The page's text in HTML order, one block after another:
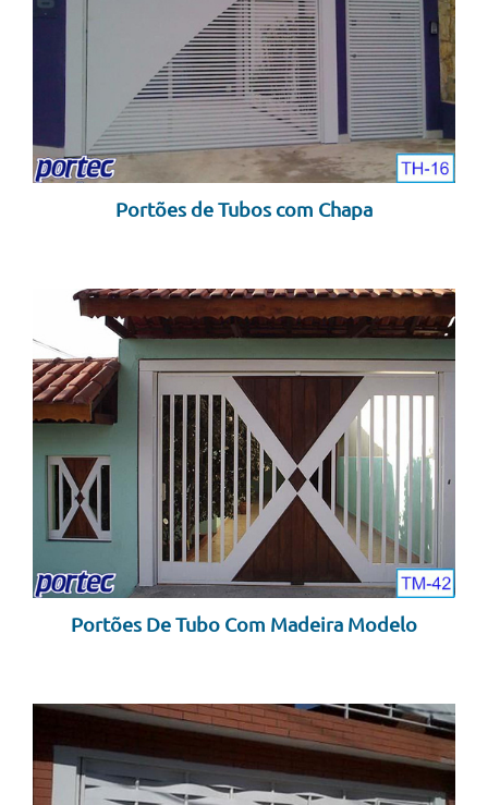
Portões de Tubos com Chapa
Portões De Tubo Com Madeira Modelo